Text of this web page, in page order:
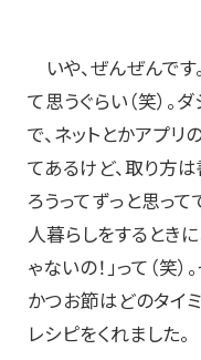
いや、ぜんぜんで
て思うぐらい（笑）。
で、ネットとかアプ
てあるけど、取り方
ろうってずっと思っ
人暮らしをするとき
ゃないの！」って（笑
かつお節はどのタイ
レシピをくれました。